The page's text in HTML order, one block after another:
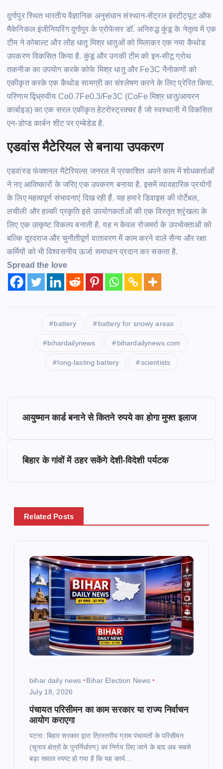
दुर्गापुर स्थित भारतीय वैज्ञानिक अनुसंधान संस्थान-सेंट्रल इंस्टीट्यूट ऑफ
मैकेनिकल इंजीनियरिंग दुर्गापुर के प्रोफेसर डॉ. अनिरुद्ध कुंडू के नेतृत्व में एक
टीम ने कोबाल्ट और लौह धातु मिश्र धातुओं को मिलाकर एक नया कैथोड
उपकरण विकसित कियाहै. कुंडू और उनकी टीम को इन-सीटू ग्रोथ
तकनीक का उपयोग करकेकोफे मिश्र धातु और Fe3C नैनोकणों को
एकीकृत करके एक कैथोड सामग्री का संश्लेषण करने के लिए प्रेरितकिया.
परिणामद्विध्रुवीय Co0.7Fe0.3/Fe3C (CoFe मिश्र धातु/आयरन
कार्बाइड) का एक सरल एकीकृत हेटरोस्ट्रक्चर है जो स्वस्थानी में विकसित
एन-डोप्ड कार्बन शीट परएम्बेडेड है.
एडवांसमैटेरियलसे बनाया उपकरण
एडवांस्ड फंक्शनल मैटेरियल्स जनरल में प्रकाशित अपने काम में शोधकर्ताओं
ने नए आविष्कारों के जरिए एक उपकरण बनायाहै. इसमें व्यावहारिक प्रयोगों
के लिए महत्वपूर्ण संभावनाएं दिख रहीहैं. यह हमारे डिवाइस की पोर्टेबल,
लचीली और हल्की प्रकृति इसे उपयोगकर्ताओं की एक विस्तृतश्रृंखलाके
लिए एक उत्कृष्ट विकल्प बनाती है. यह न केवल रोजमर्रा के उपभोक्ताओं को
बल्कि दूरदराज और चुनौतीपूर्ण वातावरण में काम करने वाले सैन्य और रक्षा
कर्मियों को भी विश्वसनीय ऊर्जा समाधान प्रदान कर सकता है.
Spread the love
battery battery for snowy areas
bihardailynews bihardailynews.com
long-lasting battery scientists
n
a
आयुष्मान कार्ड बनाने से कितने रुपये का होगा मुफ्त इलाज
बिहार के गांवों में ठहर सकेंगे देशी-विदेशी पर्यटक
Related Posts
bihar daily news
Bihar Election News
July 18, 2026
पंचायत परिसीमन का काम सरकार या राज्य निर्वाचन
आयोग कराएगा
पटना: बिहार सरकार द्वारा त्रिस्तरीय ग्राम पंचायतों के परिसीमन
(चुनाव क्षेत्रों के पुनर्निर्धारण) का निर्णय लिए जाने के बाद अब सबसे
बड़ा सवाल स्पष्ट हो गया है कि यह कार्य…